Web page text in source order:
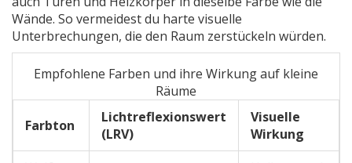
Wände. So vermeidest du harte visuelle
Unterbrechungen, die den Raum zerstückeln würden.
Empfohlene Farben und ihre Wirkung auf kleine
Räume
Farbton
Lichtreflexionswert
(LRV)
Visuelle
Wirkung